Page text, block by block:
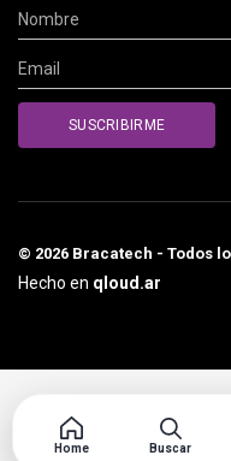
© 2026 Bracatech - Todos
Hecho en qloud.ar
Home Buscar